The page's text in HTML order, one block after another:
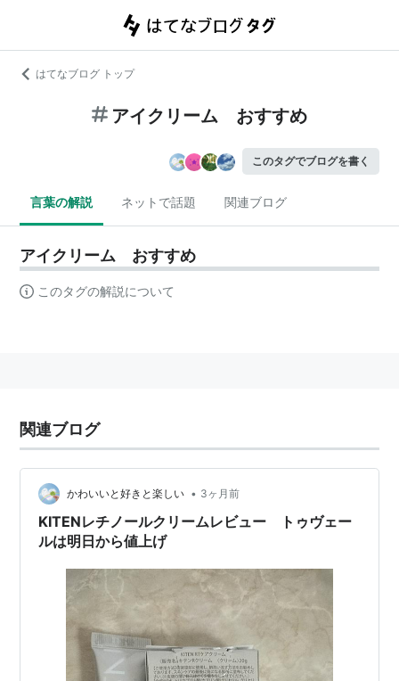
はてなブログ トップ
アイクリーム おすすめ
このタグでブログを書く
言葉の解説 ネットで話題 関連ブログ
アイクリーム おすすめ
このタグの解説について
関連ブログ
かわいいと好きと楽しい • 3ヶ月前
KITENレチノールクリームレビュー トゥヴェー
ルは明日から値上げ